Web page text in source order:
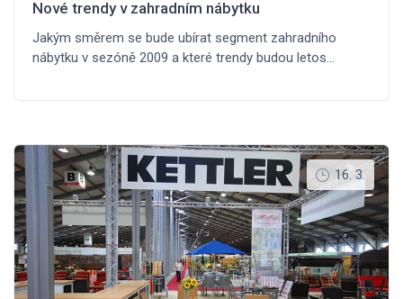
Nové trendy v zahradním nábytku
Jakým směrem se bude ubírat segment zahradního
nábytku v sezóně 2009 a které trendy budou letos…
16. 3.